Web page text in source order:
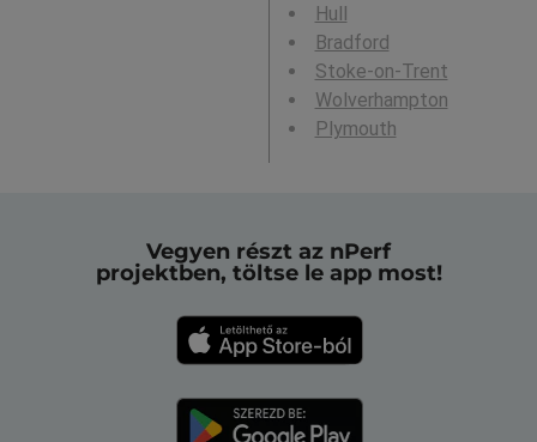
Hull
Bradford
Stoke-on-Trent
Wolverhampton
Plymouth
Vegyen részt az nPerf
projektben, töltse le app most!